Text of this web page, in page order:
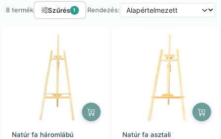
8 termék Szűrés 1 Rendezés:
Natúr fa háromlábú
Natúr fa asztali